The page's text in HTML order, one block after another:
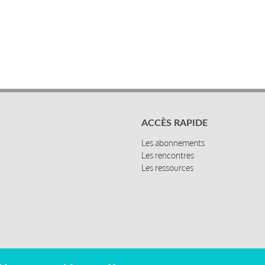
ACCÈS RAPIDE
Les abonnements
Les rencontres
Les ressources